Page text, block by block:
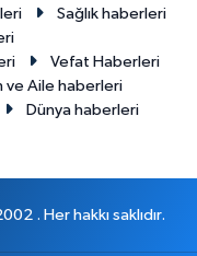
Sağlık haberleri
Vefat Haberleri
ve Aile haberleri
Dünya haberleri
. Her hakkı saklıdır.